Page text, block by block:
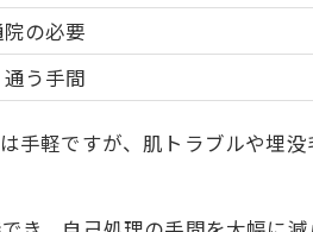
の必要
う手間
手軽ですが、肌トラブルや埋